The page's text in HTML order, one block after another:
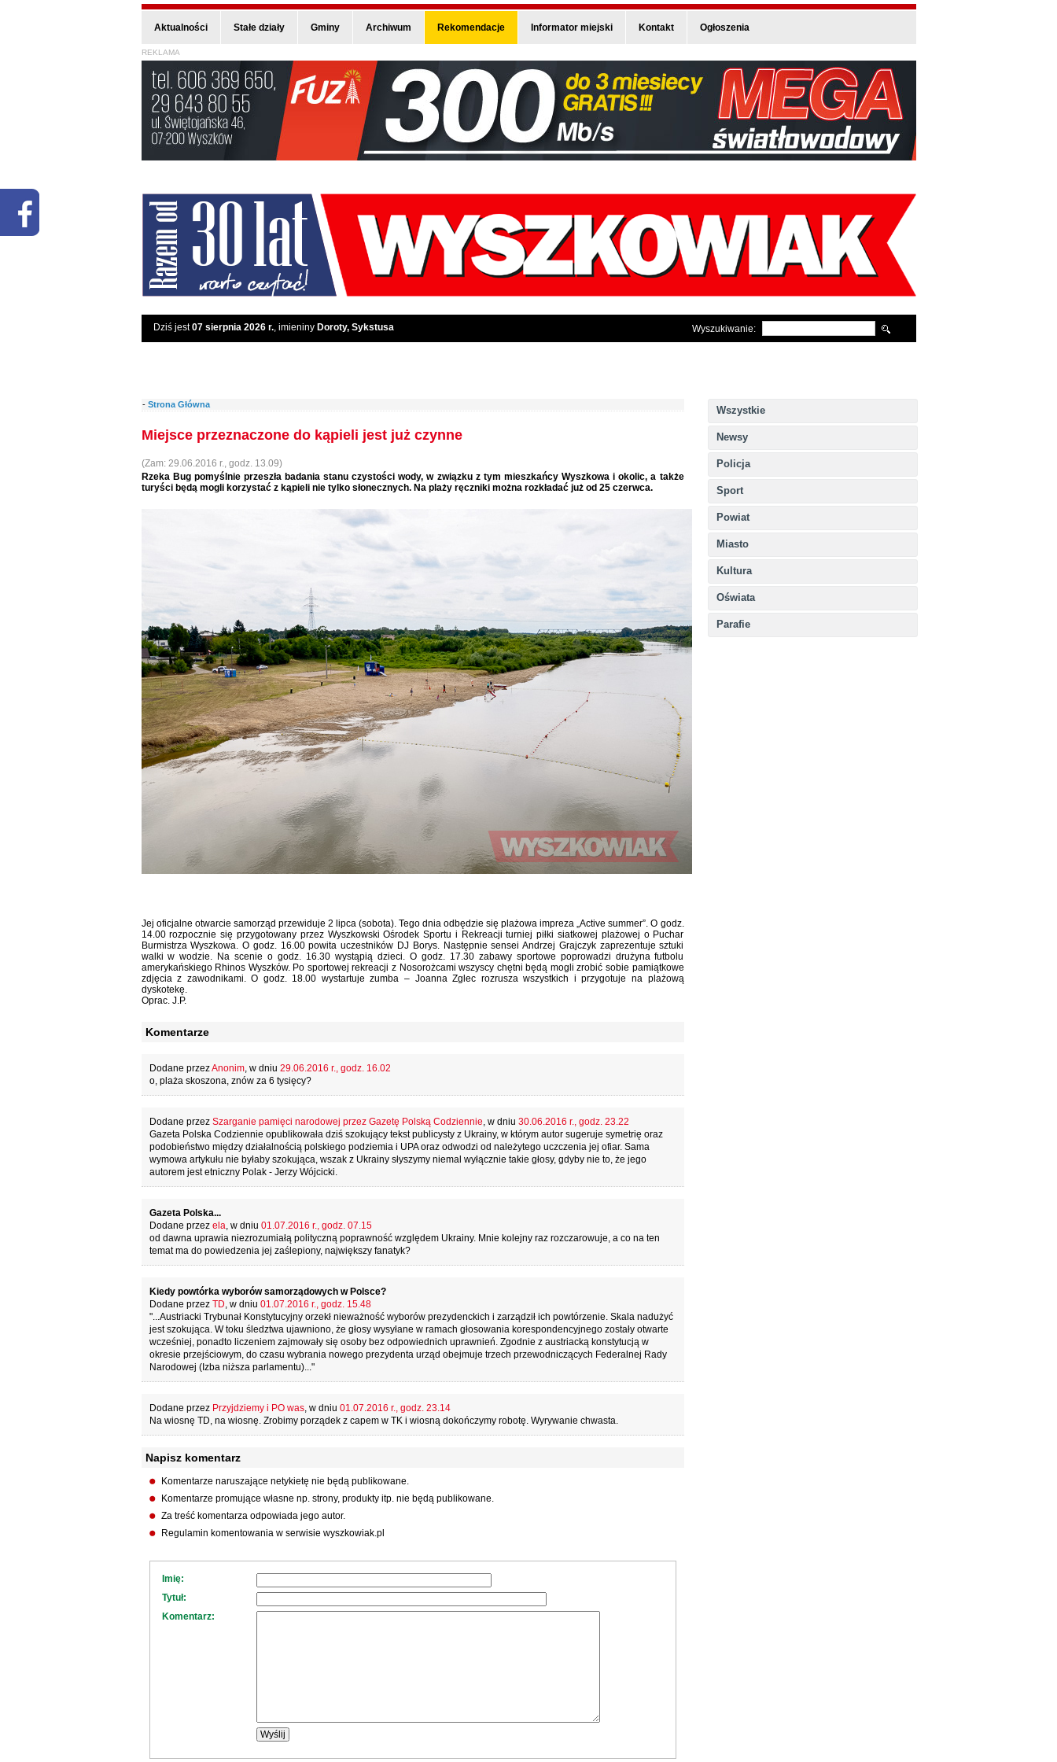
Aktualności Stałe działy Gminy Archiwum Rekomendacje Informator miejski Kontakt Ogłoszenia
REKLAMA
Dziś jest07 sierpnia 2026 r., imieniny Doroty, Sykstusa Wyszukiwanie:
Wszystkie
Newsy
Policja
Sport
Powiat
Miasto
Kultura
Oświata
Parafie
- Strona Główna
Miejsce przeznaczone do kąpieli jest już czynne
(Zam: 29.06.2016 r., godz. 13.09)
Rzeka Bug pomyślnie przeszła badania stanu czystości wody, w związku z tym mieszkańcy Wyszkowa i okolic, a także
turyści będą mogli korzystać z kąpieli nie tylko słonecznych. Na plaży ręczniki można rozkładać już od 25 czerwca.
Jej oficjalne otwarcie samorząd przewiduje 2 lipca (sobota). Tego dnia odbędzie się plażowa impreza „Active summer”. O godz.
14.00 rozpocznie się przygotowany przez Wyszkowski Ośrodek Sportu i Rekreacji turniej piłki siatkowej plażowej o Puchar
Burmistrza Wyszkowa. O godz. 16.00 powita uczestników DJ Borys. Następnie sensei Andrzej Grajczyk zaprezentuje sztuki
walki w wodzie. Na scenie o godz. 16.30 wystąpią dzieci. O godz. 17.30 zabawy sportowe poprowadzi drużyna futbolu
amerykańskiego Rhinos Wyszków. Po sportowej rekreacji z Nosorożcami wszyscy chętni będą mogli zrobić sobie pamiątkowe
zdjęcia z zawodnikami. O godz. 18.00 wystartuje zumba – Joanna Zglec rozrusza wszystkich i przygotuje na plażową
dyskotekę.
Oprac. J.P.
Komentarze
Dodane przezAnonim, w dniu 29.06.2016 r., godz. 16.02
o, plaża skoszona, znów za 6 tysięcy?
Dodane przez Szarganie pamięci narodowej przez Gazetę Polską Codziennie, w dniu 30.06.2016 r., godz. 23.22
Gazeta Polska Codziennie opublikowała dziś szokujący tekst publicysty z Ukrainy, w którym autor sugeruje symetrię oraz
podobieństwo między działalnością polskiego podziemia i UPA oraz odwodzi od należytego uczczenia jej ofiar. Sama
wymowa artykułu nie byłaby szokująca, wszak z Ukrainy słyszymy niemal wyłącznie takie głosy, gdyby nie to, że jego
autorem jest etniczny Polak - Jerzy Wójcicki.
Gazeta Polska...
Dodane przez ela, w dniu 01.07.2016 r., godz. 07.15
od dawna uprawia niezrozumiałą polityczną poprawność względem Ukrainy. Mnie kolejny raz rozczarowuje, a co na ten
temat ma do powiedzenia jej zaślepiony, największy fanatyk?
Kiedy powtórka wyborów samorządowych w Polsce?
Dodane przez TD, w dniu 01.07.2016 r., godz. 15.48
"...Austriacki Trybunał Konstytucyjny orzekł nieważność wyborów prezydenckich i zarządził ich powtórzenie. Skala nadużyć
jest szokująca. W toku śledztwa ujawniono, że głosy wysyłane w ramach głosowania korespondencyjnego zostały otwarte
wcześniej, ponadto liczeniem zajmowały się osoby bez odpowiednich uprawnień. Zgodnie z austriacką konstytucją w
okresie przejściowym, do czasu wybrania nowego prezydenta urząd obejmuje trzech przewodniczących Federalnej Rady
Narodowej (Izba niższa parlamentu)..."
Dodane przez Przyjdziemy i PO was, w dniu 01.07.2016 r., godz. 23.14
Na wiosnę TD, na wiosnę. Zrobimy porządek z capem w TK i wiosną dokończymy robotę. Wyrywanie chwasta.
Napisz komentarz
Komentarze naruszające netykietę nie będą publikowane.
Komentarze promujące własne np. strony, produkty itp. nie będą publikowane.
Za treść komentarza odpowiada jego autor.
Regulamin komentowania w serwisie wyszkowiak.pl
Imię:
Tytuł:
Komentarz: